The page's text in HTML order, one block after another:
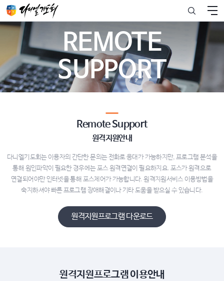
REMOTE
SUPPORT
Remote Support
원격지원안내
다니엘기도회는 이용자의 간단한 문의는 전화로 응대가 가능하지만, 프로그램 분석을
통해 원인파악이 필요한 경우에는 포스 원격연결이 필요하지요. 포스가 원격으로
연결되어야만 인터넷을 통해 포스제어가 가능합니다. 원격지원서비스 이용방법을​
숙지하셔야 빠른 프로그램 장애해결이나 기타 도움을 받으실 수 있습니다.
원격지원프로그램 다운로드
원격지원프로그램 이용안내